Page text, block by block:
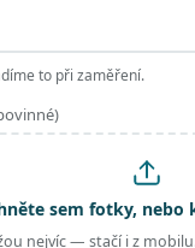
to při zaměření.
sem fotky, nebo
nejvíc — stačí i z